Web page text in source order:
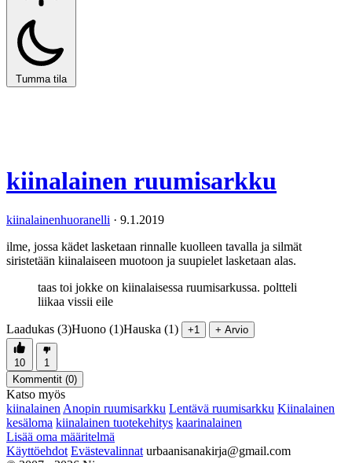
Tumma tila
kiinalainen ruumisarkku
kiinalainenhuoranelli · 9.1.2019
ilme, jossa kädet lasketaan rinnalle kuolleen tavalla ja silmät
siristetään kiinalaiseen muotoon ja suupielet lasketaan alas.
taas toi jokke on kiinalaisessa ruumisarkussa. poltteli
liikaa vissii eile
Laadukas (3)Huono (1)Hauska (1) +1 + Arvio
10
1
Kommentit (0)
Katso myös
kiinalainen Anopin ruumisarkku Lentävä ruumisarkku Kiinalainen
kesäloma kiinalainen tuotekehitys kaarinalainen
Lisää oma määritelmä
Käyttöehdot Evästevalinnat urbaanisanakirja@gmail.com